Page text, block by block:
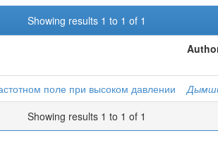
Showing results 1 to 1 of 1
поле при высоком давлении
Showing results 1 to 1 of 1